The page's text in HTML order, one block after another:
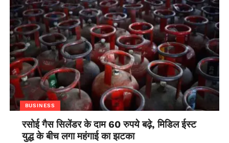
BUSINESS
रसोई गैस सिलेंडर के दाम 60 रुपये बढ़े, मिडिल ईस्ट
युद्ध के बीच लगा महंगाई का झटका